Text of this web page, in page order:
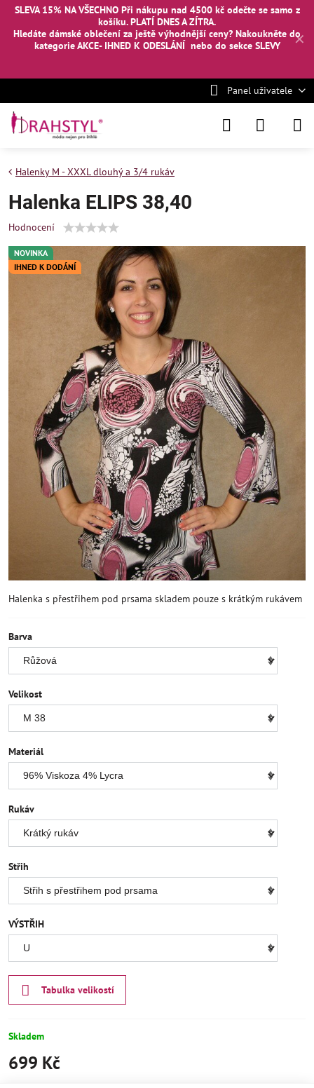
✕
SLEVA 15% NA VŠECHNO Při nákupu nad 4500 kč odečte se samo z
košíku. PLATÍ DNES A ZÍTRA.
Hledáte dámské oblečení za ještě výhodnější ceny? Nakoukněte do
kategorie AKCE- IHNED K ODESLÁNÍ nebo do sekce SLEVY
Panel uživatele
NOVINKA
IHNED K DODÁNÍ
Halenky M - XXXL dlouhý a 3/4 rukáv
Halenka ELIPS 38,40
Hodnocení
Halenka s přestřihem pod prsama skladem pouze s krátkým rukávem
Barva
Velikost
Materiál
Rukáv
Střih
VÝSTŘIH
Tabulka velikostí
Skladem
699 Kč